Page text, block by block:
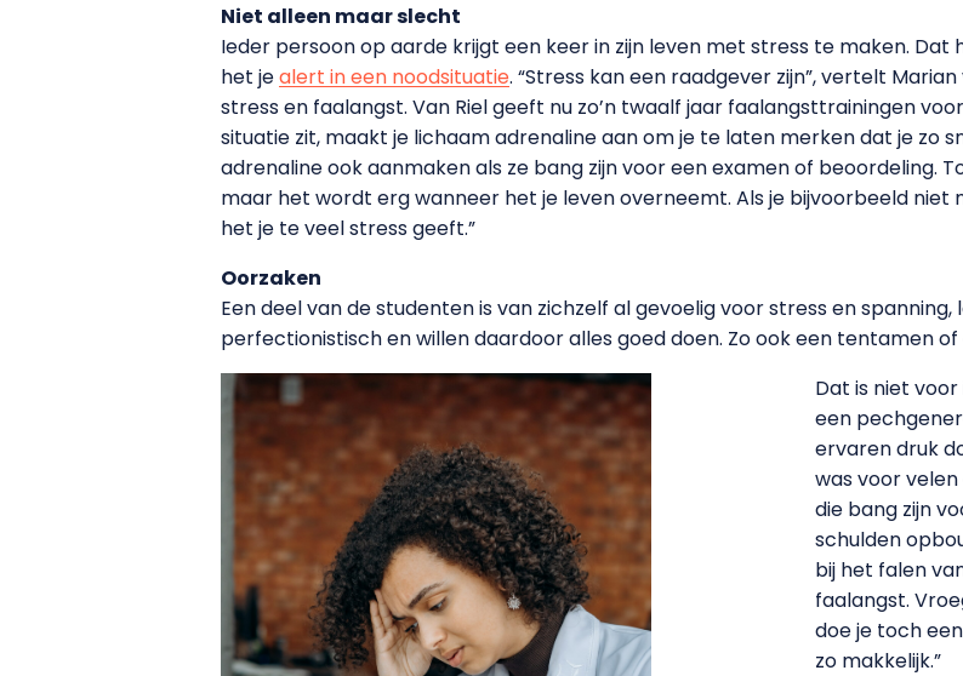
Niet alleen maar slecht
Ieder persoon op aarde krijgt een keer in zijn leven met stress te maken.
het jealert in een noodsituatie. “Stress kan een raadgever zijn”, vertelt
stress en faalangst. Van Riel geeft nu zo’n twaalf jaar faalangsttrainingen
situatie zit, maakt je lichaam adrenaline aan om je te laten merken dat je zo
adrenaline ook aanmaken als ze bang zijn voor een examen of beoordeling.
maar het wordt erg wanneer het je leven overneemt. Als je bijvoorbeeld
het je te veel stress geeft.”
Oorzaken
Een deel van de studenten is van zichzelf al gevoelig voor stress en
perfectionistisch en willen daardoor alles goed doen. Zo ook een tentamen
Dat is niet
een
ervaren druk
was voor
die bang zijn
schulden
bij het falen
faalangst.
doe je toch
zo makkelijk.”